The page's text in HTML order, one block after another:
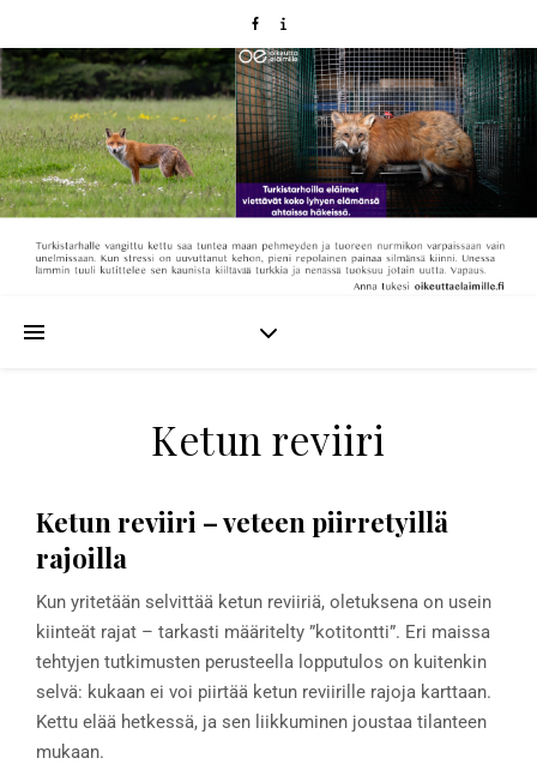
Ketun reviiri
Ketun reviiri – veteen piirretyillä
rajoilla
Kun yritetään selvittää ketun reviiriä, oletuksena on usein
kiinteät rajat – tarkasti määritelty ”kotitontti”. Eri maissa
tehtyjen tutkimusten perusteella lopputulos on kuitenkin
selvä: kukaan ei voi piirtää ketun reviirille rajoja karttaan.
Kettu elää hetkessä, ja sen liikkuminen joustaa tilanteen
mukaan.